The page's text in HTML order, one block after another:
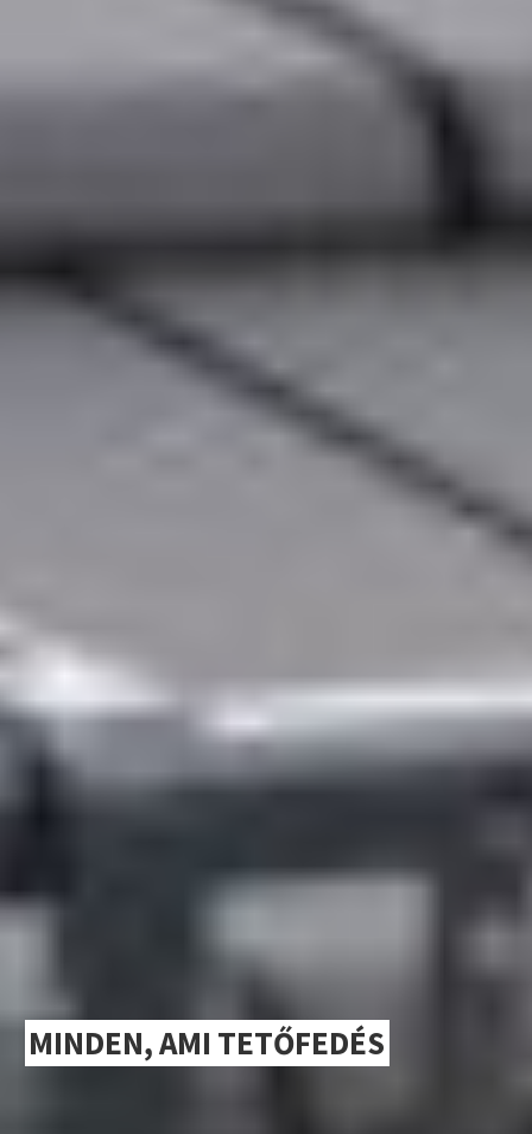
MINDEN, AMI TETŐFEDÉS